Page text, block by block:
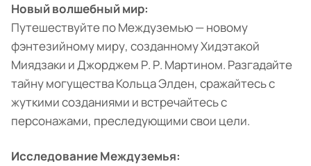
Новый волшебный мир:
Путешествуйте по Междуземью — новому
фэнтезийному миру, созданному Хидэтакой
Миядзаки и Джорджем Р. Р. Мартином. Разгадайте
тайну могущества Кольца Элден, сражайтесь с
жуткими созданиями и встречайтесь с
персонажами, преследующими свои цели.
Исследование Междуземья: